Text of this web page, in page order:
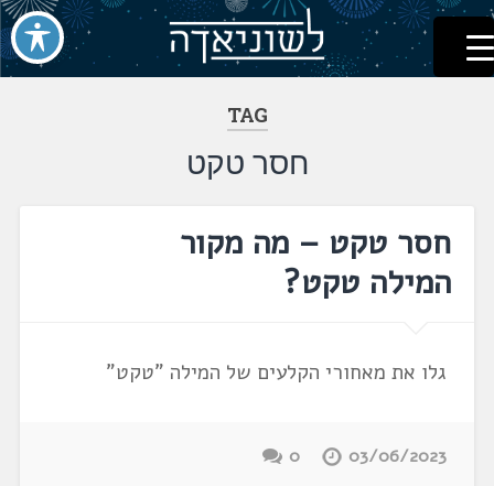
דלג
לתוכן
לשוניאדה
עברית. לשון. שפה
TAG
חסר טקט
חסר טקט – מה מקור
המילה טקט?
גלו את מאחורי הקלעים של המילה "טקט"
03/06/2023
0